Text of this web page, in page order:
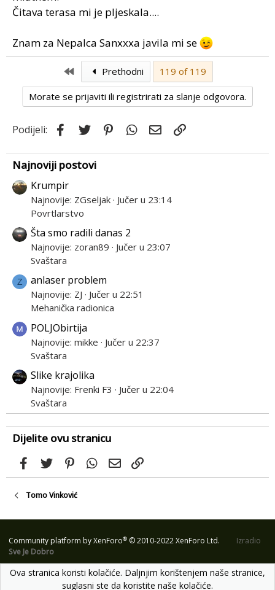
Čitava terasa mi je pljeskala....
Znam za Nepalca Sanxxxa javila mi se
First Prethodni 119 of 119
Morate se prijaviti ili registrirati za slanje odgovora.
Podijeli: Facebook
Twitter PinterestWhatsApp
Email
Najnoviji postovi
Krumpir
Najnovije: ZGseljak Jučer u 23:14
Povrtlarstvo
Šta smo radili danas 2
Najnovije: zoran89
Jučer u 23:07
Svaštara
Z anlaser problem
Najnovije: ZJ
Jučer u 22:51
Mehanička radionica
POLJObirtija
Najnovije: mikke
Jučer u 22:37
Svaštara
Slike krajolika
Najnovije: Frenki F3
Jučer u 22:04
Svaštara
Dijelite ovu stranicu
FacebookTwitterPinterestWhatsApp
Email
Tomo Vinković
Community platform by XenForo® © 2010-2022 XenForo Ltd.
Izradio
Sve Je Dobro
Ova stranica koristi kolačiće. Daljnjim korištenjem naše stranice,
suglasni ste da koristite naše kolačiće.